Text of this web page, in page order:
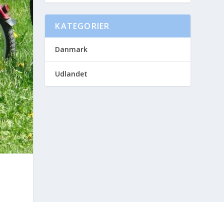
KATEGORIER
Danmark
Udlandet